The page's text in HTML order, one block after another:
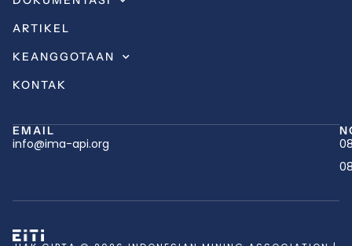
ARTIKEL
KEANGGOTAAN
KONTAK
EMAIL
info@ima-api.org